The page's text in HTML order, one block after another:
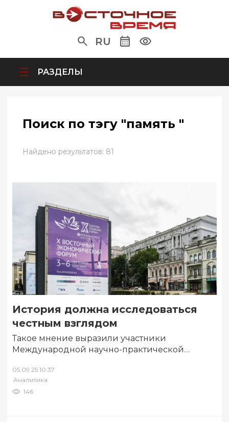
RU
РАЗДЕЛЫ
Поиск по тэгу "память "
Найдено результатов: 81
История должна исследоваться
честным взглядом
Такое мнение выразили участники
Международной научно-практической
Отечественной и Второй мировой войн: к 80-
летию Великой Победы», состоявшейся…
05.09.25 10:37
Аналитика
146